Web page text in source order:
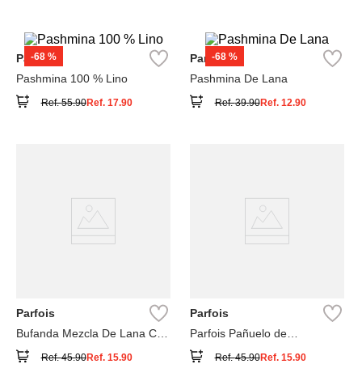
-68 %
Parfois
Pashmina 100 % Lino
Ref.55.90Ref. 17.90
-68 %
Parfois
Pashmina De Lana
Ref.39.90Ref. 12.90
Parfois
Bufanda Mezcla De Lana Con
Ref.45.90Ref. 15.90
Parfois
Parfois Pañuelo de
Ref.45.90Ref. 15.90